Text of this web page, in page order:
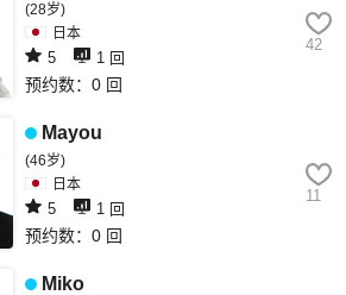
(28岁)
日本
5 1 回
预约数：0 回
42
Mayou
(46岁)
日本
5 1 回
预约数：0 回
11
Miko